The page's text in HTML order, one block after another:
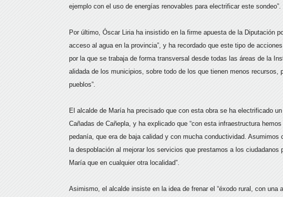
ejemplo con el uso de energías renovables para electrificar este sondeo”.
Por último, Óscar Liria ha insistido en la firme apuesta de la Diputación
acceso al agua en la provincia”, y ha recordado que este tipo de
por la que se trabaja de forma transversal desde todas las áreas de la
alidada de los municipios, sobre todo de los que tienen menos recursos,
pueblos”.
El alcalde de María ha precisado que con esta obra se ha electrificado
Cañadas de Cañepla, y ha explicado que “con esta infraestructura
pedanía, que era de baja calidad y con mucha conductividad.
la despoblación al mejorar los servicios que prestamos a los
María que en cualquier otra localidad”.
Asimismo, el alcalde insiste en la idea de frenar el “éxodo rural, con una